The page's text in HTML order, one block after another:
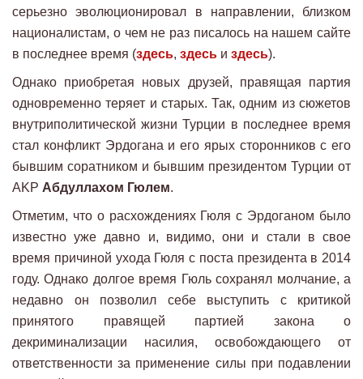
серьезно эволюционировал в направлении, близком
националистам, о чем не раз писалось на нашем сайте
в последнее время (здесь, здесь и здесь).
Однако приобретая новых друзей, правящая партия
одновременно теряет и старых. Так, одним из сюжетов
внутриполитической жизни Турции в последнее время
стал конфликт Эрдогана и его ярых сторонников с его
бывшим соратником и бывшим президентом Турции от
AKP Абдуллахом Гюлем.
Отметим, что о расхождениях Гюля с Эрдоганом было
известно уже давно и, видимо, они и стали в свое
время причиной ухода Гюля с поста президента в 2014
году. Однако долгое время Гюль сохранял молчание, а
недавно он позволил себе выступить с критикой
принятого правящей партией закона о
декриминализации насилия, освобождающего от
ответственности за применение силы при подавлении